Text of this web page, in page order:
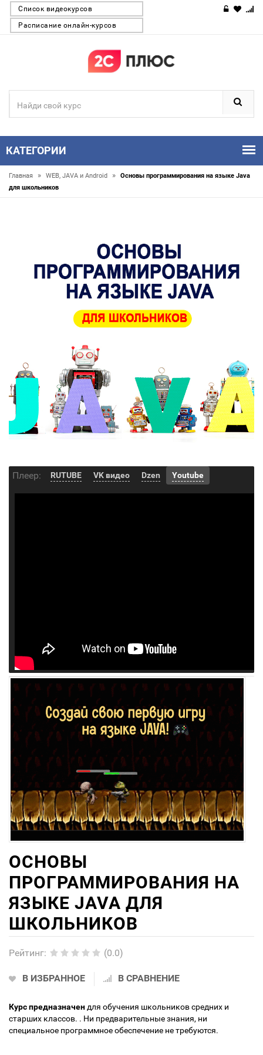
Список видеокурсов
Расписание онлайн-курсов
КАТЕГОРИИ
Главная » WEB, JAVA и Android »
Основы программирования на языке Java
для школьников
Плеер: RUTUBE VK видео Dzen Youtube
ОСНОВЫ
ПРОГРАММИРОВАНИЯ НА
ЯЗЫКЕ JAVA ДЛЯ
ШКОЛЬНИКОВ
Рейтинг: (0.0)
В ИЗБРАННОЕ В СРАВНЕНИЕ
Курс предназначен для обучения школьников средних и
старших классов. . Ни предварительные знания, ни
специальное программное обеспечение не требуются.